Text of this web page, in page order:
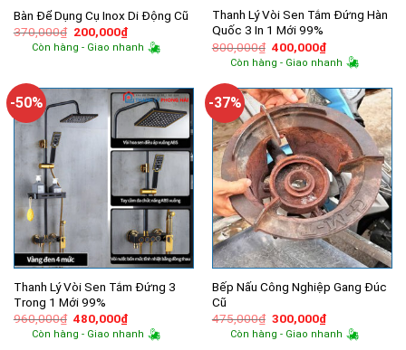
Bàn Để Dụng Cụ Inox Di Động Cũ
370,000₫ Giá
gốc
là:
200,000₫Giá
hiện
tại
Còn hàng - Giao nhanh
Thanh Lý Vòi Sen Tắm Đứng Hàn
Quốc 3 In 1 Mới 99%
800,000₫ Giá
gốc
là:
400,000₫Giá
hiện
tại
400,000₫.
Còn hàng - Giao nhanh
-50%
Thanh Lý Vòi Sen Tắm Đứng 3
Trong 1 Mới 99%
960,000₫ Giá
gốc
là:
480,000₫Giá
hiện
tại
Còn hàng - Giao nhanh
-37%
Bếp Nấu Công Nghiệp Gang Đúc
Cũ
475,000₫ Giá
gốc
là:
300,000₫Giá
hiện
tại
Còn hàng - Giao nhanh